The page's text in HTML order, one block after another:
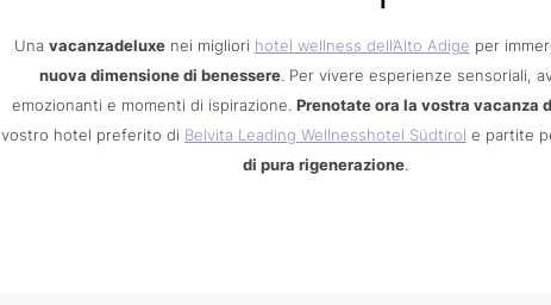
Una vacanzadeluxenei migliori hotel wellness dell’Alto Adige per
nuova dimensione di benessere. Per vivere esperienze sensoriali,
emozionanti e momenti di ispirazione. Prenotate ora la vostra vacanza
vostro hotel preferito di Belvita Leading Wellnesshotel Südtirol e partite
di pura rigenerazione.